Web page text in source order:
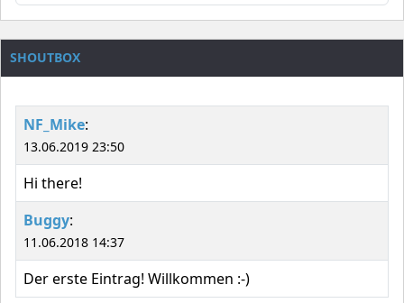
SHOUTBOX
NF_Mike:
13.06.2019 23:50
Hi there!
Buggy:
11.06.2018 14:37
Der erste Eintrag! Willkommen :-)